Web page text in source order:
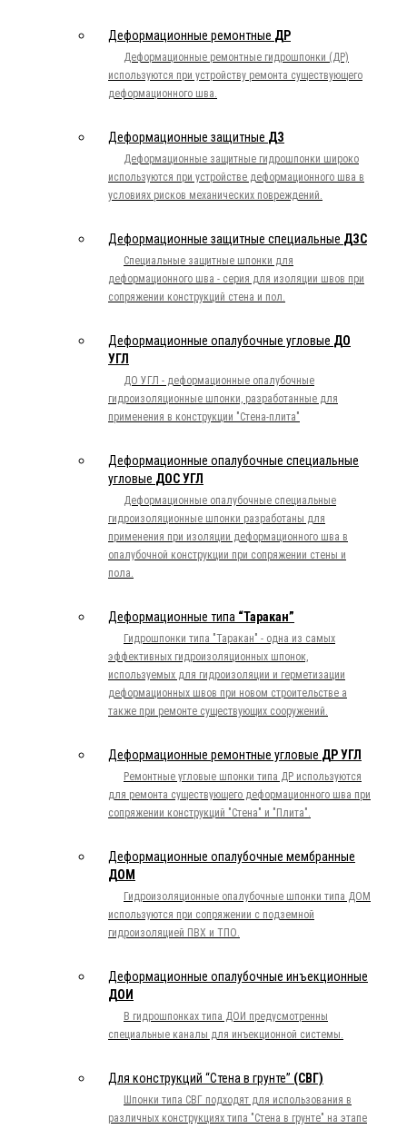
Деформационные ремонтные ДР
Деформационные ремонтные гидрошпонки (ДР)
используются при устройству ремонта существующего
деформационного шва.
Деформационные защитные ДЗ
Деформационные защитные гидрошпонки широко
используются при устройстве деформационного шва в
условиях рисков механических повреждений.
Деформационные защитные специальные ДЗС
Специальные защитные шпонки для
деформационного шва - серия для изоляции швов при
сопряжении конструкций стена и пол.
Деформационные опалубочные угловые ДО
УГЛ
ДО УГЛ - деформационные опалубочные
гидроизоляционные шпонки, разработанные для
применения в конструкции "Стена-плита"
Деформационные опалубочные специальные
угловые ДОС УГЛ
Деформационные опалубочные специальные
гидроизоляционные шпонки разработаны для
применения при изоляции деформационного шва в
опалубочной конструкции при сопряжении стены и
пола.
Деформационные типа “Таракан”
Гидрошпонки типа "Таракан" - одна из самых
эффективных гидроизоляционных шпонок,
используемых для гидроизоляции и герметизации
деформационных швов при новом строительстве а
также при ремонте существующих сооружений.
Деформационные ремонтные угловые ДР УГЛ
Ремонтные угловые шпонки типа ДР используются
для ремонта существующего деформационного шва при
сопряжении конструкций "Стена" и "Плита".
Деформационные опалубочные мембранные
ДОМ
Гидроизоляционные опалубочные шпонки типа ДОМ
используются при сопряжении с подземной
гидроизоляцией ПВХ и ТПО.
Деформационные опалубочные инъекционные
ДОИ
В гидрошпонках типа ДОИ предусмотренны
специальные каналы для инъекционной системы.
Для конструкций “Стена в грунте” (СВГ)
Шпонки типа СВГ подходят для использования в
различных конструкциях типа "Стена в грунте" на этапе